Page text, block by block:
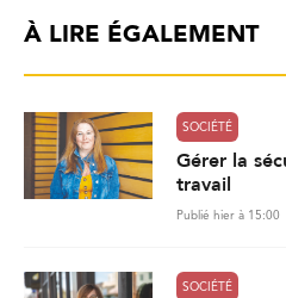
À LIRE ÉGALEMENT
SOCIÉTÉ
Gérer la
travail
Publié hier à 15:00
SOCIÉTÉ